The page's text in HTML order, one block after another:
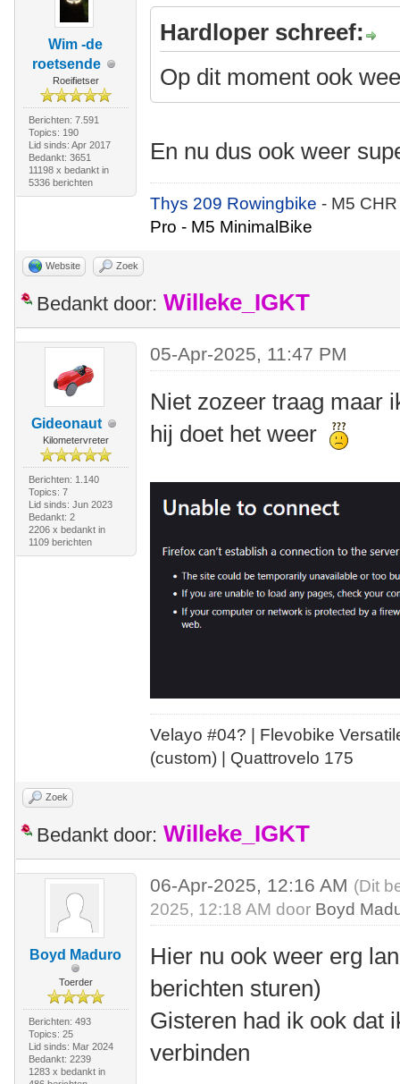
Wim -de
roetsende
Roeifietser
Berichten: 7.591
Topics: 190
Lid sinds: Apr 2017
Bedankt: 3651
11198 x bedankt in
5336 berichten
Hardloper schreef:
Op dit moment ook
En nu dus ook weer
Thys 209 Rowingbike- M5
Pro - M5 MinimalBike
Website Zoek
Bedankt door: Willeke_IGKT
Gideonaut
Kilometervreter
Berichten: 1.140
Topics: 7
Lid sinds: Jun 2023
Bedankt: 2
2206 x bedankt in
1109 berichten
05-Apr-2025, 11:47 PM
Niet zozeer traag maar
hij doet het weer
Velayo #04? | Flevobike
(custom) | Quattrovelo 175
Zoek
Bedankt door: Willeke_IGKT
Boyd Maduro
Toerder
Berichten: 493
Topics: 25
Lid sinds: Mar 2024
Bedankt: 2239
1283 x bedankt in
06-Apr-2025, 12:16 AM (Dit
2025, 12:18 AM door Boyd
Hier nu ook weer erg
berichten sturen)
Gisteren had ik ook dat
verbinden